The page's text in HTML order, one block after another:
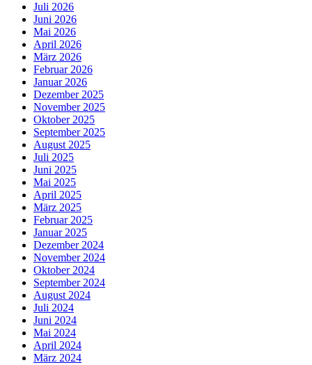
Juli 2026
Juni 2026
Mai 2026
April 2026
März 2026
Februar 2026
Januar 2026
Dezember 2025
November 2025
Oktober 2025
September 2025
August 2025
Juli 2025
Juni 2025
Mai 2025
April 2025
März 2025
Februar 2025
Januar 2025
Dezember 2024
November 2024
Oktober 2024
September 2024
August 2024
Juli 2024
Juni 2024
Mai 2024
April 2024
März 2024